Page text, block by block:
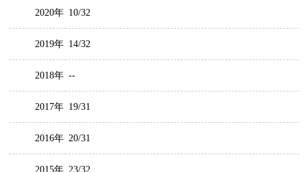
2020年 10/32
2019年 14/32
2018年 --
2017年 19/31
2016年 20/31
2015年 23/32